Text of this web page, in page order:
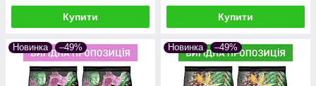
Купити Купити
Новинка –49% Новинка –49%